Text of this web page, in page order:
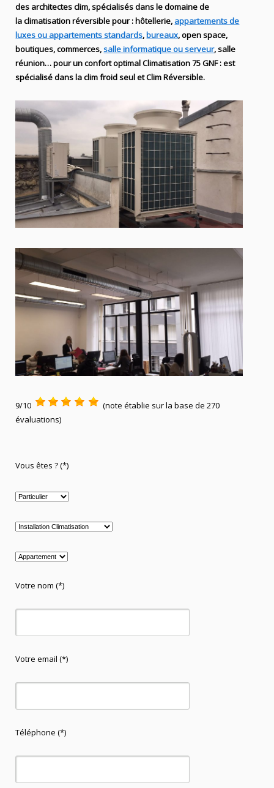
des architectes clim,spécialisés dans le domaine de
laclimatisation réversiblepour : hôtellerie, appartements de
luxes ou appartements standards,bureaux, open space,
boutiques, commerces,salle informatique ou serveur, salle
réunion… pour un confort optimalClimatisation75GNF:est
spécialisédans la climfroid seul et Clim Réversible.
9/10
(note établie sur la base de 270
évaluations)
Vous êtes ? (*)
Votre nom (*)
Votre email (*)
Téléphone (*)